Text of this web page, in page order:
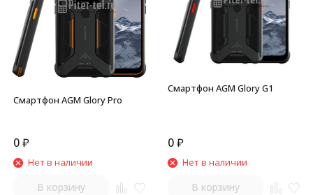
Смартфон AGM Glory Pro
0₽
Нет в наличии
В корзину
Смартфон AGM Glory G1
0₽
Нет в наличии
В корзину